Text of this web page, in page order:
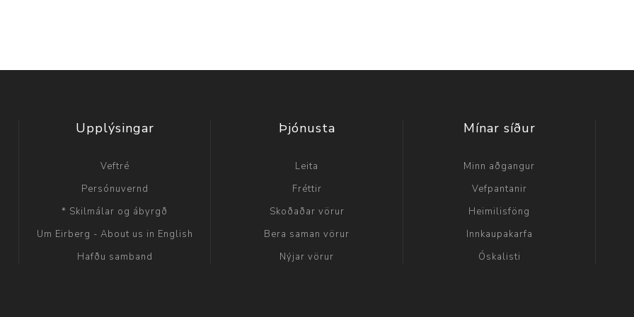
Upplýsingar
Veftré
Persónuvernd
* Skilmálar og ábyrgð
Um Eirberg - About us in English
Hafðu samband
Þjónusta
Leita
Fréttir
Skoðaðar vörur
Bera saman vörur
Nýjar vörur
Mínar síður
Minn aðgangur
Vefpantanir
Heimilisföng
Innkaupakarfa
Óskalisti